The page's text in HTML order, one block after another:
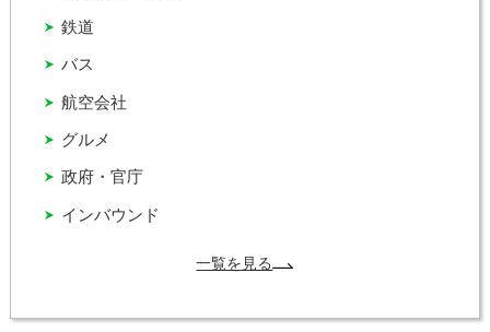
インバウンド
グルメ
バス
政府・官庁
航空会社
鉄道
一覧を見る